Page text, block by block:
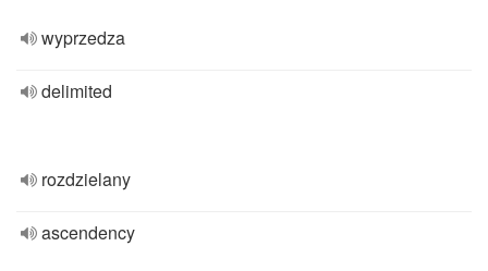
wyprzedza
delimited
rozdzielany
ascendency